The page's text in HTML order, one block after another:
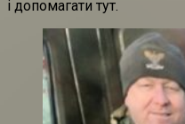
і допомагати тут.